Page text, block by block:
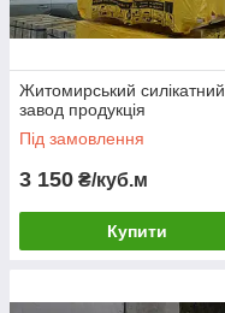
Житомирський силікатний
завод продукція
Під замовлення
3 150 ₴/куб.м
Купити